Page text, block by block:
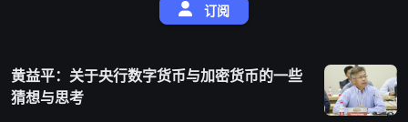
订阅
黄益平：关于央行数字货币与加密货币的一些
猜想与思考